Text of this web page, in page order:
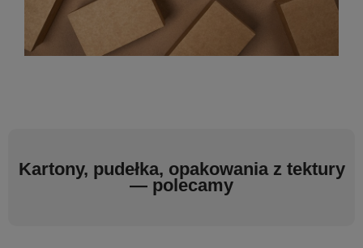
Kartony, pudełka, opakowania z tektury
— polecamy